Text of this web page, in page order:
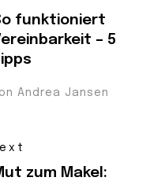
funktioniert
– 5
Andrea Jansen
zum Makel: